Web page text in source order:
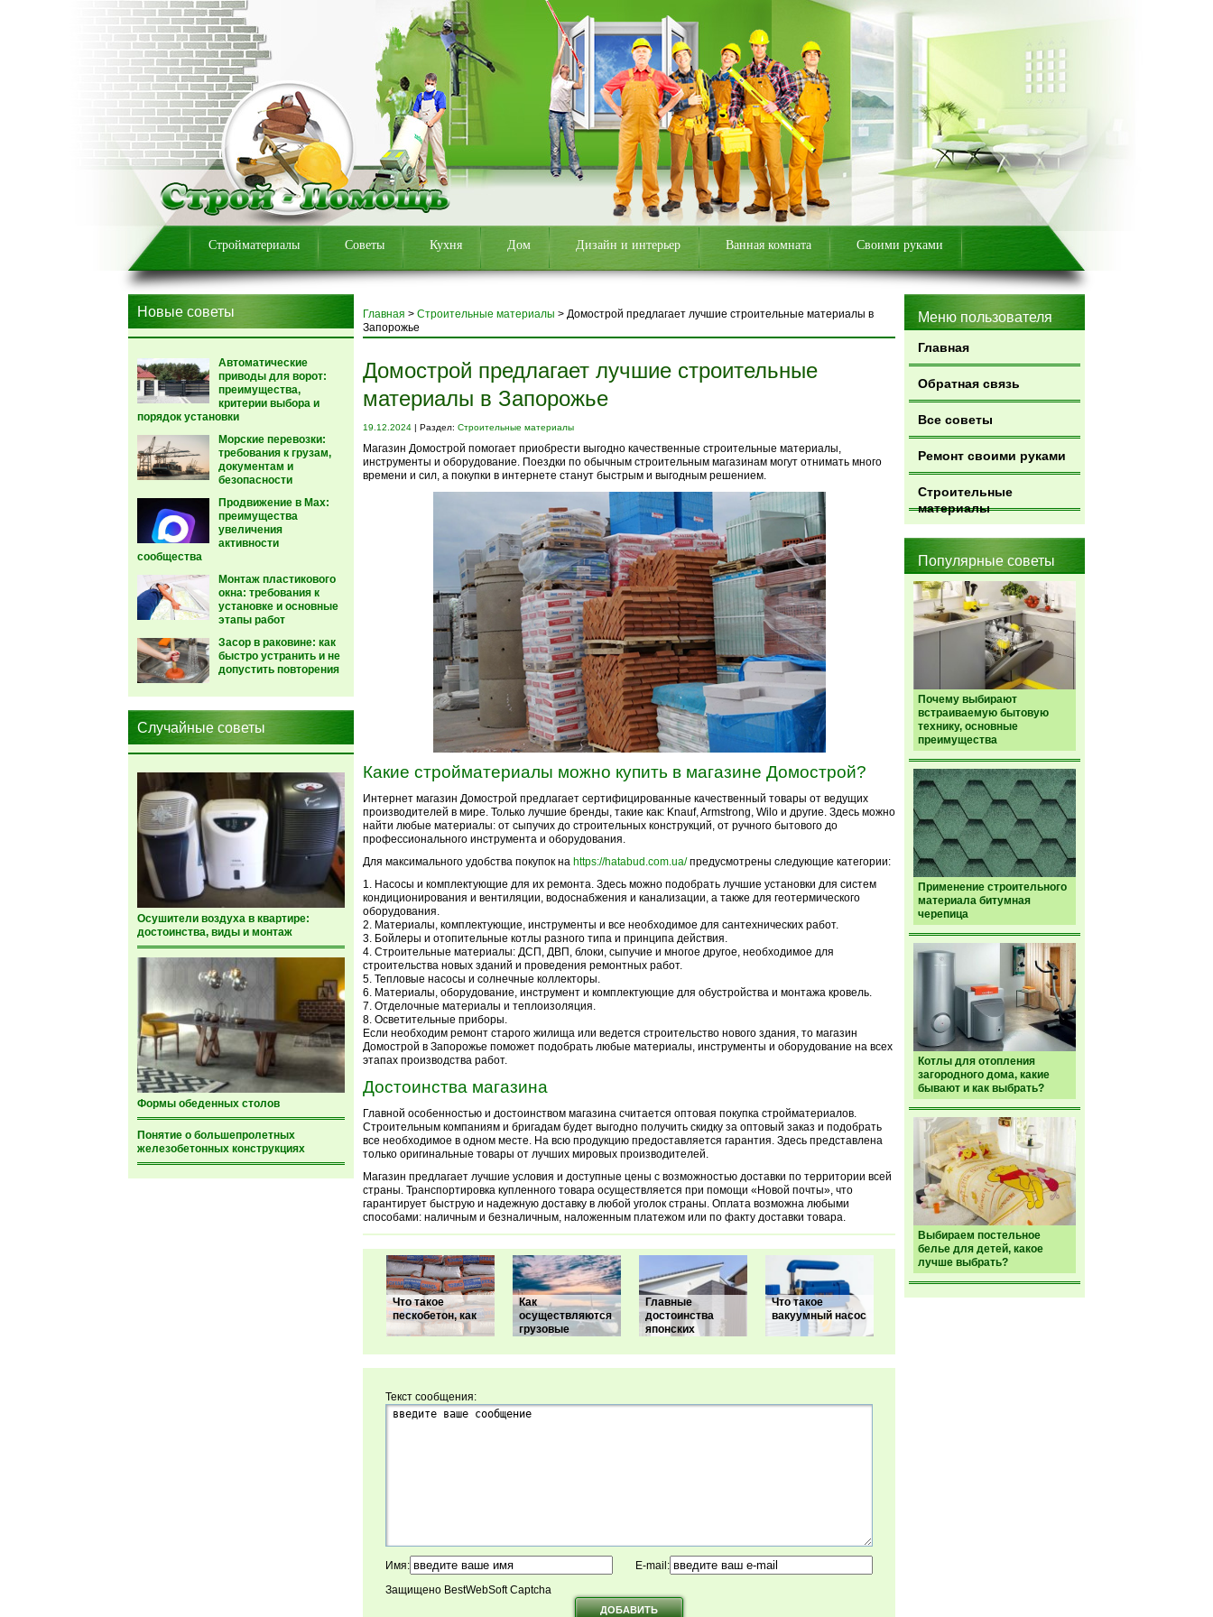
Стройматериалы Советы Кухня Дом Дизайн и интерьер Ванная комната Своими руками
Новые советы
Автоматические
приводы для ворот:
преимущества,
критерии выбора и
порядок установки
Морские перевозки:
требования к грузам,
документам и
безопасности
Продвижение в Max:
преимущества
увеличения
активности
сообщества
Монтаж пластикового
окна: требования к
установке и основные
этапы работ
Засор в раковине: как
быстро устранить и не
допустить повторения
Случайные советы
Осушители воздуха в квартире:
достоинства, виды и монтаж
Формы обеденных столов
Понятие о большепролетных
железобетонных конструкциях
Меню пользователя
Главная
Обратная связь
Все советы
Ремонт своими руками
Строительные
материалы
Популярные советы
Почему выбирают
встраиваемую бытовую
технику, основные
преимущества
Применение строительного
материала битумная
черепица
Котлы для отопления
загородного дома, какие
бывают и как выбрать?
Выбираем постельное
белье для детей, какое
лучше выбрать?
Главная > Строительные материалы > Домострой предлагает лучшие строительные материалы в
Запорожье
Домострой предлагает лучшие строительные
материалы в Запорожье
19.12.2024 | Раздел: Строительные материалы
Магазин Домострой помогает приобрести выгодно качественные строительные материалы,
инструменты и оборудование. Поездки по обычным строительным магазинам могут отнимать много
времени и сил, а покупки в интернете станут быстрым и выгодным решением.
Какие стройматериалы можно купить в магазине Домострой?
Интернет магазин Домострой предлагает сертифицированные качественный товары от ведущих
производителей в мире. Только лучшие бренды, такие как: Knauf, Armstrong, Wilo и другие. Здесь можно
найти любые материалы: от сыпучих до строительных конструкций, от ручного бытового до
профессионального инструмента и оборудования.
Для максимального удобства покупок на https://hatabud.com.ua/предусмотрены следующие категории:
Насосы и комплектующие для их ремонта. Здесь можно подобрать лучшие установки для систем
кондиционирования и вентиляции, водоснабжения и канализации, а также для геотермического
оборудования.
Материалы, комплектующие, инструменты и все необходимое для сантехнических работ.
Бойлеры и отопительные котлы разного типа и принципа действия.
Строительные материалы: ДСП, ДВП, блоки, сыпучие и многое другое, необходимое для
строительства новых зданий и проведения ремонтных работ.
Тепловые насосы и солнечные коллекторы.
Материалы, оборудование, инструмент и комплектующие для обустройства и монтажа кровель.
Отделочные материалы и теплоизоляция.
Осветительные приборы.
Если необходим ремонт старого жилища или ведется строительство нового здания, то магазин
Домострой в Запорожье поможет подобрать любые материалы, инструменты и оборудование на всех
этапах производства работ.
Достоинства магазина
Главной особенностью и достоинством магазина считается оптовая покупка стройматериалов.
Строительным компаниям и бригадам будет выгодно получить скидку за оптовый заказ и подобрать
все необходимое в одном месте. На всю продукцию предоставляется гарантия. Здесь представлена
только оригинальные товары от лучших мировых производителей.
Магазин предлагает лучшие условия и доступные цены с возможностью доставки по территории всей
страны. Транспортировка купленного товара осуществляется при помощи «Новой почты», что
гарантирует быструю и надежную доставку в любой уголок страны. Оплата возможна любыми
способами: наличным и безналичным, наложенным платежом или по факту доставки товара.
Что такое
пескобетон, как
Как
осуществляются
грузовые
Главные
достоинства
японских
Что такое
вакуумный насос
Текст сообщения:
Имя:
E-mail:
Защищено BestWebSoft Captcha